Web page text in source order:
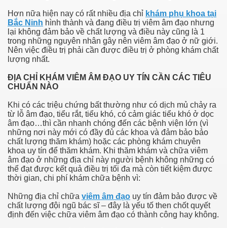
Hơn nữa hiện nay có rất nhiều địa chỉ khám phụ khoa tại
Bắc Ninh hình thành và đang điều trị viêm âm đạo nhưng
lại không đảm bảo về chất lượng và điều này cũng là 1
trong những nguyên nhân gây nên viêm âm đạo ở nữ giới.
Nên việc điều trị phải cần được điều trị ở phòng khám chất
lượng nhất.
ĐỊA CHỈ KHÁM VIÊM ÂM ĐẠO UY TÍN CẦN CÁC TIÊU
CHUẨN NÀO
Khi có các triệu chứng bất thường như có dịch mủ chảy ra
từ lỗ âm đạo, tiểu rắt, tiểu khó, có cảm giác tiểu khó ở dọc
âm đạo…thì cần nhanh chóng đến các bệnh viện lớn (vì
những nơi này mới có đầy đủ các khoa và đảm bảo bảo
chất lượng thăm khám) hoặc các phòng khám chuyên
khoa uy tín để thăm khám. Khi thăm khám và chữa viêm
âm đạo ở những địa chỉ này người bệnh không những có
thể đạt được kết quả điều trị tối đa mà còn tiết kiệm được
thời gian, chi phí khám chữa bệnh vì:
Những địa chỉ chữa viêm âm đạo uy tín đảm bảo được về
chất lượng đội ngũ bác sĩ – đây là yếu tố then chốt quyết
định đến việc chữa viêm âm đạo có thành công hay không.
mun vung kin
khong
nhan, bieu hien va cach chua tri
gi